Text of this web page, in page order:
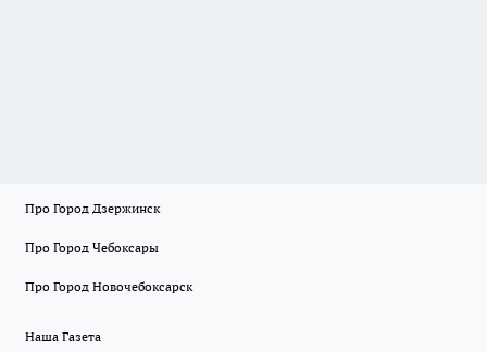
Про Город Дзержинск
Про Город Чебоксары
Про Город Новочебоксарск
Наша Газета